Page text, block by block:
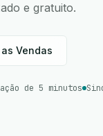
e gratuito.
Vendas
de 5 minutos